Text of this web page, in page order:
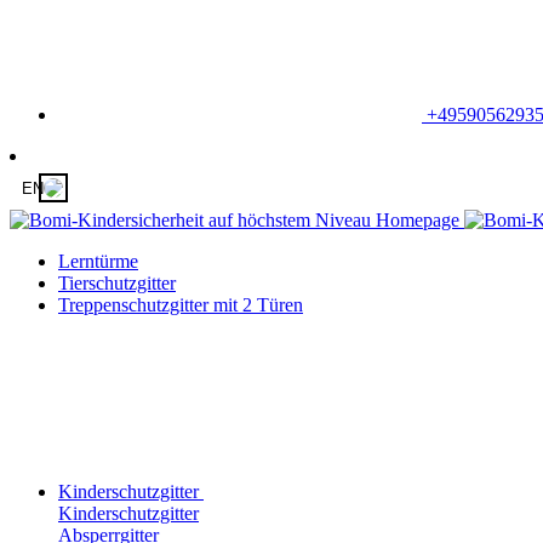
EN
Lerntürme
Tierschutzgitter
Treppenschutzgitter mit 2 Türen
Kinderschutzgitter
Kinderschutzgitter
Absperrgitter